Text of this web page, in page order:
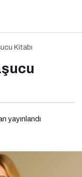
Kitabı
yayınlandı